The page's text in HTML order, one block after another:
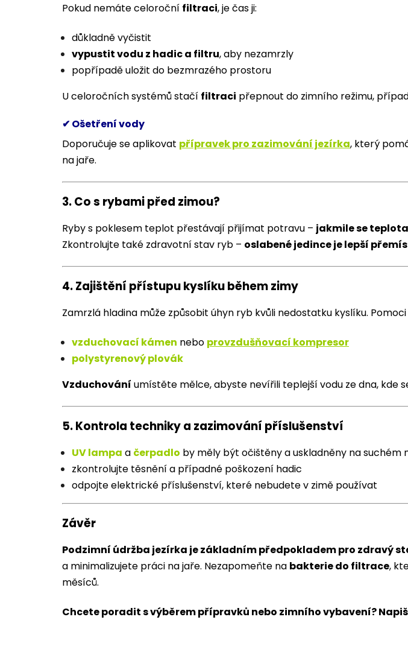
Pokud nemáte celoroční filtraci, je čas ji:
důkladně vyčistit
vypustit vodu z hadic a filtru, aby nezamrzly
popřípadě uložit do bezmrazého prostoru
U celoročních systémů stačí filtraci přepnout do zimního režimu,
✔ Ošetření vody
Doporučuje se aplikovat přípravek pro zazimování jezírka, který
na jaře.
3.Co s rybami před zimou?
Ryby s poklesem teplot přestávají přijímat potravu – jakmile se
Zkontrolujte také zdravotní stav ryb – oslabené jedince je lepší
4.Zajištění přístupu kyslíku během zimy
Zamrzlá hladina může způsobit úhyn ryb kvůli nedostatku kyslíku. Pomoci
vzduchovací kámen nebo provzdušňovací kompresor
polystyrenový plovák
Vzduchování umístěte mělce, abyste nevířili teplejší vodu ze dna, kde
5.Kontrola techniky a zazimování příslušenství
UV lampa a čerpadlo by měly být očištěny a uskladněny na suchém
zkontrolujte těsnění a případné poškození hadic
odpojte elektrické příslušenství, které nebudete v zimě používat
Závěr
Podzimní údržba jezírka je základním předpokladem pro zdravý
a minimalizujete práci na jaře. Nezapomeňte na bakterie do filtrace,
měsíců.
Chcete poradit s výběrem přípravků nebo zimního vybavení?